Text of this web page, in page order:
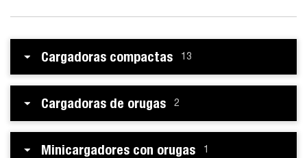
Cargadoras compactas 13
Cargadoras de orugas 2
Minicargadores con orugas 1